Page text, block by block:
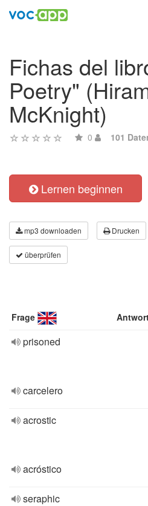
Fichas del
Poetry"
McKnight)
0 101
Lernen beginnen
mp3 downloaden Drucken
überprüfen
Frage
prisoned
carcelero
acrostic
acróstico
seraphic